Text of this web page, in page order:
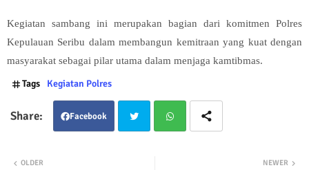
Kegiatan sambang ini merupakan bagian dari komitmen Polres
Kepulauan Seribu dalam membangun kemitraan yang kuat dengan
masyarakat sebagai pilar utama dalam menjaga kamtibmas.
Tags Kegiatan Polres
Facebook
NEWER
OLDER